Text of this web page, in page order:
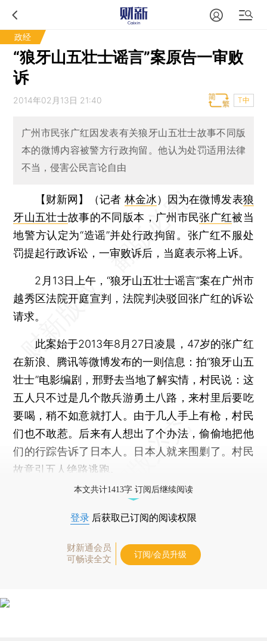
政经
“狼牙山五壮士谣言”案原告一审败
诉
2014年02月13日 21:40 T中
广州市民张广红因发表有关狼牙山五壮士故事不同版
本的微博内容被警方行政拘留。他认为处罚适用法律
不当，侵害公民言论自由
【财新网】（记者 林金冰） 因为在微博发表狼
牙山五壮士故事的不同版本，广州市民张广红被当
地警方认定为“造谣”并处行政拘留。张广红不服处
罚提起行政诉讼，一审败诉后，当庭表示将上诉。
2月13日上午，“狼牙山五壮士谣言”案在广州市
越秀区法院开庭宣判，法院判决驳回张广红的诉讼
请求。
此案始于2013年8月27日凌晨，47岁的张广红
在新浪、腾讯等微博发布的一则信息：拍“狼牙山五
壮士”电影编剧，邢野去当地了解实情，村民说：这
五人只不过是几个散兵游勇土八路，来村里后要吃
要喝，稍不如意就打人。由于几人手上有枪，村民
们也不敢惹。后来有人想出了个办法，偷偷地把他
们的行踪告诉了日本人。日本人就来围剿了。村民
故意引五人绝路逃跑。
本文共计1413字 订阅后继续阅读
登录 后获取已订阅的阅读权限
财新通会员
可畅读全文
订阅/会员升级